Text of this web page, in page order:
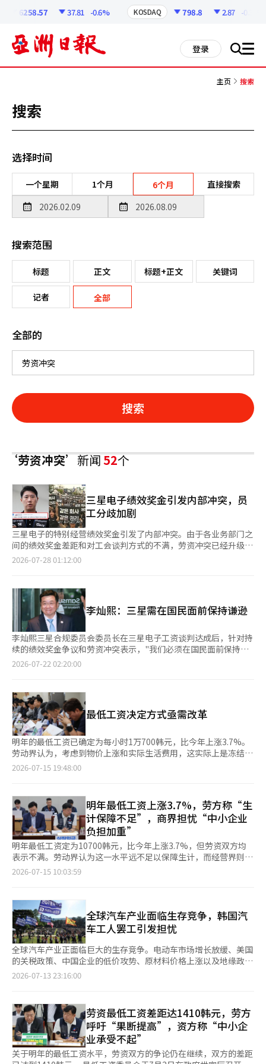
6258.57 37.81 -0.6% KOSDAQ 798.8 2.87 -0.36%
登录 搜 all
主页 搜索
搜索
选择时间
一个星期 1个月 6个月 直接搜索
搜索范围
标题 正文 标题+正文 关键词
记者 全部
全部的
搜索
‘劳资冲突’新闻52个
三星电子绩效奖金引发内部冲突，员
工分歧加剧
三星电子的特别经营绩效奖金引发了内部冲突。由于各业务部门之
间的绩效奖金差距和对工会谈判方式的不满，劳资冲突已经升级
为“劳劳冲突”。 最近播出的KBS《追踪60分钟》节目中，讨论
门之间的绩效奖金差距、各业务部门的奖励差异以及工会运作方
式，深入探讨了内部冲突加剧的背景。 节目中提到，三星电子最
近在工资和集体协议（集体谈判）结果的基础上，设立了与现有绩
效奖金不同的特别经营绩效奖金制度。然而，DX（设备体验及成
品）部门被排除在适用范围之外，导致DS（半导体）部门与DX部
门之间的绩效奖金差距显著扩大。 一些人指出，DS部门的员工可
以获得最高数亿韩元的特别绩效奖金，而DX部门则被排除在外，
实际上造成了数百倍的奖励差距。 尤其是DX部门的员工表示，尽
行业繁荣期，奖励却集中在DS部门，令他们感到被剥夺。外界普
遍认为“三星绩效奖金大丰收”，但他们却未能享受到相应的福
利，面临解释的困境。 这种冲突不仅限于各业务部门之间，DS内
部也在继续。由于部分业务部门在未来出现亏损时将适用绩效奖金
惩罚机制，负责研究开发等前沿技术的研究员可能会获得低于制造
和生产部门的奖励，引发了担忧。 对工会运作方式的批评也在增
加。过去，三个工会共同应对，但DX和DS的工会成员合并成首个
过半工会，获得了谈判权。之后，在集体谈判过程中，超企业工会
门的员工因对绩效奖金差异的不满而举行了集会，三星电子内部的
劳资冲突已经扩展到各业务部门之间的“劳劳冲突”。 在相关内
容被发布到在线社区后，围绕工会运作方式和绩效奖金分配结构的
批评不断涌现。 网友们表示：“同一家公司，部门之间的奖励差
距太大”，“代表工会以特定部门为中心进行谈判的结构本身就是
问题”，“以前DX支撑了公司，现在感觉只是被利用”，“核心
研究人员得不到应有的待遇也令人难以理解”，“工会领导层决定
一切的方式必须改变”等等反应。※ 本报道经人工智能（AI）系统
2026-07-28 01:12:00
李灿熙：三星需在国民面前保持谦逊
李灿熙三星合规委员会委员长在三星电子工资谈判达成后，针对持
续的绩效奖金争议和劳资冲突表示，"我们必须在国民面前保持谦
逊"，并强调政策和企业运营都应以国民为重。 李委员长于21日下
将近期上半年经营环境的剧烈变化比作"过山车"，并引用自己喜欢
的成语"高处不胜寒"，强调在企业运营和政策实施过程中需要保持
节制和谦逊，警惕在高峰时可能的下滑和在充盈时的溢出。 他指
出，"上半年不仅劳资问题，股价的变化也很难预测"，并强调"无
论是政府政策还是企业运营，都必须以国民为重，保持谦逊态
度"。 他还提到《中华人民共和国宪法》第119条，指出"国家经济
秩序应在宪法范围内按照原则进行"。宪法第119条规定尊重个人
和企业的经济自由与创造力，同时规定合理的收入分配和经济主体
间的薪酬差距、劳资冲突及政治界的超额利润分配争议中，呼吁劳
资之间的平衡与和谐。 然而，李委员长表示，关于绩效奖金的问
题，目前合规委员会并没有直接审议的议题。他保持谨慎态度，表
示如果未来有董事会的议题或正式审议请求，将会进行审查。 关
于最近在全南光州等地的三大mega项目计划，他表示，"目前对
湖南地区的投资尚未具体推进，因此还不是讨论的阶段"，但如果
未来作为正式议题提出，将会关注投资计划的起因以及是否遵循合
规程序。 不过，李委员长明确表示，合规委员会并非经营机构，
半年的核心任务是"针对劳资问题等社会关注的重大议题，具体化
合规监督层面的多样意见"。 ※ 本报道经人工智能（AI）系统翻译
与编辑。
2026-07-22 02:20:00
最低工资决定方式亟需改革
明年的最低工资已确定为每小时1万700韩元，比今年上涨3.7%。
劳动界认为，考虑到物价上涨和实际生活费用，这实际上是冻结，
而经营界则反对，认为这将给已经达到极限的小商户和个体经营者
性局限。今年，劳动界和经营界在起点上就存在巨大差异。劳动界
要求1万2000韩元，而经营界主张维持现状。经过多次修正方案，
双方的差距有所缩小，但最终仍未达成共识。最低工资委员会最终
走向了表决这一熟悉的结论。 最低工资是影响劳动者生计、企业
成本以及国家经济整体的重要政策变量。然而，目前的决策过程仍
未能摆脱劳资之间的力量斗争和政治冲突的结构。决策结束后，劳
动界仍然提出不满，经营界则反对认为过高，这种场景如同惯例般
反复出现。这样的决策结构已经持续了数十年，谁也无法满意。
物价上涨导致的实际购买力下降。关于最低工资应具备生计保障功
能的主张也有充分依据。另一方面，小商户和个体经营者则受到经
济衰退、消费低迷、租金和原材料价格上涨的困扰。人力成本的增
加可能导致关店和裁员的担忧也不容小觑。 尤其是住宿和餐饮等
某些行业，难以承受与大企业或高利润行业相同的工资负担。最低
工资的初衷是对相同劳动的最低保护，但行业间的收益结构和生产
力差异日益扩大，这一现实也无法忽视。今年也曾讨论过行业差别
适用的问题，但未能得出结论。然而，制度改善的讨论已到了不能
过程中建议设立包括承包工人适用问题和行业差别适用可能性的制
度改善推进小组。这不仅是简单的补充措施，而是确保最低工资制
度可持续性的必要任务。 最低工资并不是越高越好，也不是越低
越理想。劳动者的生活稳定、企业的支付能力、生产力的提高和就
业的维持等多个因素需要达到平衡。这也是为何不能仅凭一方的逻
辑来做出决定的原因。 现在是时候摆脱仅仅纠结于涨幅百分比的
2026-07-15 19:48:00
明年最低工资上涨3.7%，劳方称“生
计保障不足”，商界担忧“中小企业
负担加重”
明年最低工资定为10700韩元，比今年上涨3.7%，但劳资双方均
表示不满。劳动界认为这一水平远不足以保障生计，而经营界则担
忧中小企业的负担加重。 15日，相关部门表示，最低工资委员会
冻结了最低工资。韩国劳动组合总联盟在会议后与记者见面时表
示：“这一决定未能充分反映低收入劳动者的生计现实，令人非常
失望。考虑到近期物价水平和感知生计费用的上涨，这一最低工资
水平远不足以恢复其生计保障功能。” 他们还指出：“主导这一
涨幅的公益委员未能充分反映低收入劳动者的迫切现实。”并表
示：“每年反复出现的行业差别适用争论应当彻底废除。” 韩国
劳动组合总联盟还提到：“由于对承包制劳动者的最低工资适用扩
展未能实现，特殊雇佣、平台和自由职业者等最低工资盲区依然存
收入劳动者的生存权和消除最低工资盲区而斗争。” 另一方面，
经营界对这一最低工资的再次上涨表示遗憾，认为这将给中小企业
带来沉重负担。韩国经营者总协会在最低工资决定后发布声明
称：“考虑到微型和中小企业的艰难经营现实及其支付能力的极
限，最低工资应当冻结，我们对此未能实现感到遗憾。” 此外，
他们表示：“此次决定在考虑到近期物价形势的同时，用户委员会
2026-07-15 10:03:59
全球汽车产业面临生存竞争，韩国汽
车工人罢工引发担忧
全球汽车产业正面临巨大的生存竞争。电动车市场增长放缓、美国
的关税政策、中国企业的低价攻势、原材料价格上涨以及地缘政治
风险等因素使得行业陷入困境。整车制造商在保持盈利的同时，还
本削减和组织重组。日本的情况也不例外。日产因销售不佳，正在
减少全球生产能力，并计划裁减数万名员工和合并工厂。本田也在
重新调整电动车投资计划，转向以盈利为中心的经营模式。曾经在
全球市场上占据主导地位的企业，如今也不得不承受痛苦的结构调
整以求生存。 相比之下，韩国汽车产业却呈现出截然不同的景
2026-07-13 23:16:00
劳资最低工资差距达1410韩元，劳方
呼吁“果断提高”，资方称“中小企
业承受不起”
关于明年的最低工资水平，劳资双方的争论仍在继续，双方的差距